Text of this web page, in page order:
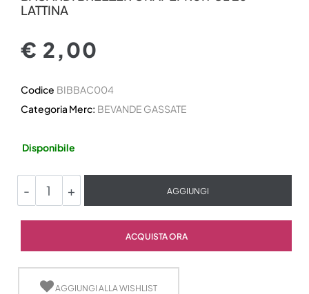
LATTINA
€ 2,00
Codice BIBBAC004
Categoria Merc: BEVANDE GASSATE
Disponibile
AGGIUNGI
ACQUISTA ORA
AGGIUNGI ALLA WISHLIST